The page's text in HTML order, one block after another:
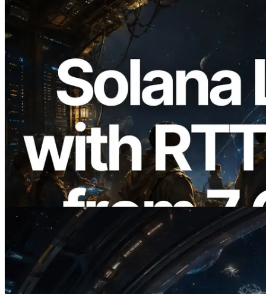
2026.08.05
ERPC 擴展 Solana Leader Slot API：新
增全球 7 個區域的 Ping 測量 —
Validators Information API 同步上線